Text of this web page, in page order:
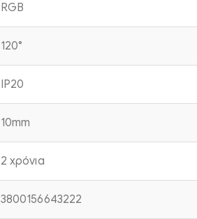
RGB
120°
IP20
10mm
2 χρόνια
3800156643222